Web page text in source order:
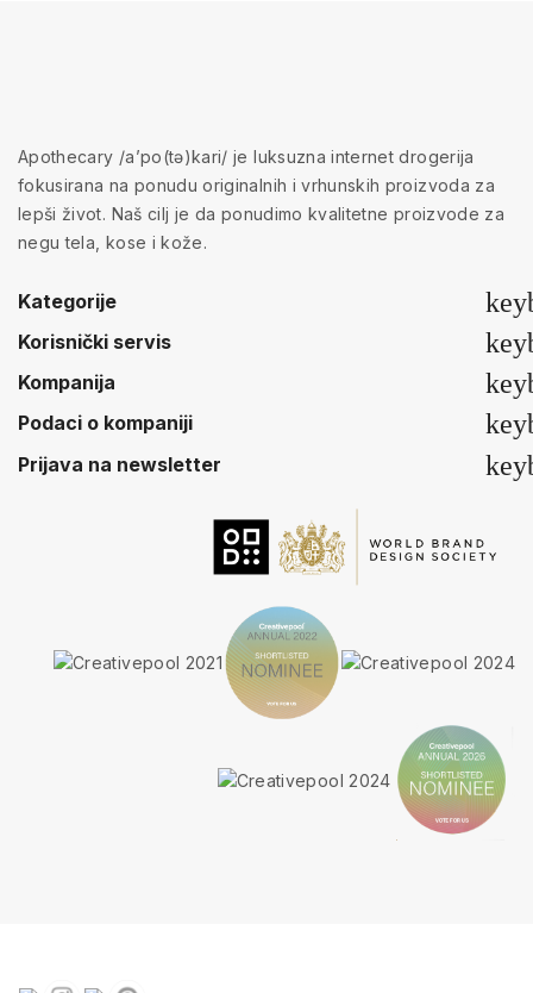
Apothecary /a’po(tə)kari/ je luksuzna internet drogerija
fokusirana na ponudu originalnih i vrhunskih proizvoda za
lepši život. Naš cilj je da ponudimo kvalitetne proizvode za
negu tela, kose i kože.
Kategorije
Korisnički servis
Kompanija
Podaci o kompaniji
Prijava na newsletter